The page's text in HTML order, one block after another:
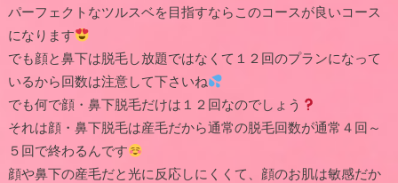
パーフェクトなツルスベを目指すならこのコースが良いコース
になります
でも顔と鼻下は脱毛し放題ではなくて１２回のプランになって
いるから回数は注意して下さいね
でも何で顔・鼻下脱毛だけは１２回なのでしょう
それは顔・鼻下脱毛は産毛だから通常の脱毛回数が通常４回～
５回で終わるんです
顔や鼻下の産毛だと光に反応しにくくて、顔のお肌は敏感だか